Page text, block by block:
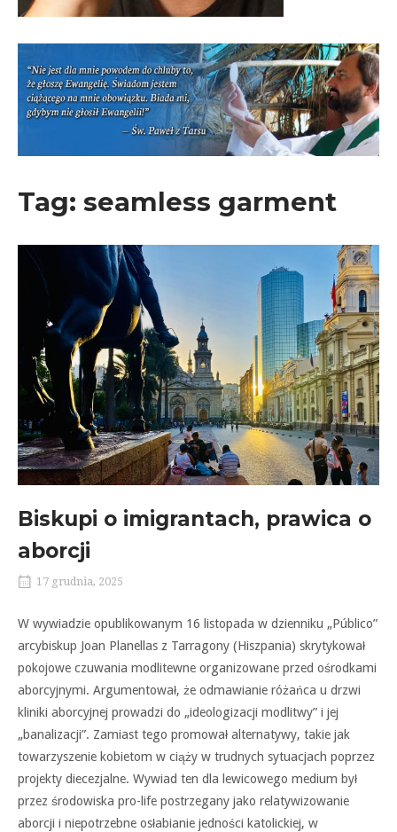
Tag: seamless garment
Biskupi o imigrantach, prawica o
aborcji
17 grudnia, 2025
W wywiadzie opublikowanym 16 listopada w dzienniku „Público”
arcybiskup Joan Planellas z Tarragony (Hiszpania) skrytykował
pokojowe czuwania modlitewne organizowane przed ośrodkami
aborcyjnymi. Argumentował, że odmawianie różańca u drzwi
kliniki aborcyjnej prowadzi do „ideologizacji modlitwy” i jej
„banalizacji”. Zamiast tego promował alternatywy, takie jak
towarzyszenie kobietom w ciąży w trudnych sytuacjach poprzez
projekty diecezjalne. Wywiad ten dla lewicowego medium był
przez środowiska pro-life postrzegany jako relatywizowanie
aborcji i niepotrzebne osłabianie jedności katolickiej, w